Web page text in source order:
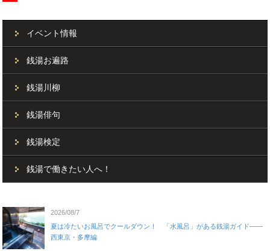
イベント情報
銭湯お遍路
銭湯川柳
銭湯俳句
銭湯検定
銭湯で働きたい人へ！
2026/08/7
夏は冷たいお風呂でクールダウン！ 「水風呂」がある銭湯ガイド——
西東京・多摩編